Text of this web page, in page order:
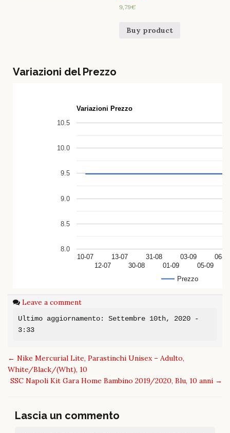
9,79€
Buy product
Variazioni del Prezzo
Variazioni Prezzo
Prezzo
10-07
12-07
13-07
30-08
31-08
01-09
03-09
05-09
06-
8.0
8.5
9.0
9.5
10.0
10.5
Leave a comment
Ultimo aggiornamento: Settembre 10th, 2020 -
3:33
Post
navigation
← Nike Mercurial Lite, Parastinchi Unisex – Adulto,
White/Black/(Wht), 10
SSC Napoli Kit Gara Home Bambino 2019/2020, Blu, 10 anni →
Lascia un commento